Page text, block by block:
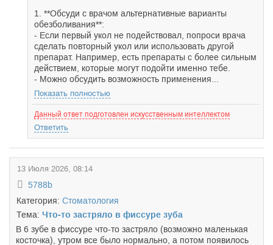
1. **Обсуди с врачом альтернативные варианты
обезболивания**:
- Если первый укол не подействовал, попроси врача
сделать повторный укол или использовать другой
препарат. Например, есть препараты с более сильным
действием, которые могут подойти именно тебе.
- Можно обсудить возможность применения...
Показать полностью
Данный ответ подготовлен искусственным интеллектом
Ответить
13 Июля 2026, 08:14
5788b
Категория: Стоматология
Тема: Что-то застряло в фиссуре зуба
В 6 зубе в фиссуре что-то застряло (возможно маленькая
косточка), утром все было нормально, а потом появилось